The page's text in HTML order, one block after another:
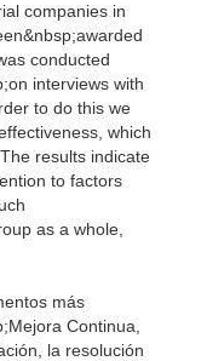
companies in
conducted
interviews with
to do this we
which
results indicate
to factors
as a whole,
más
Continua,
la resolución